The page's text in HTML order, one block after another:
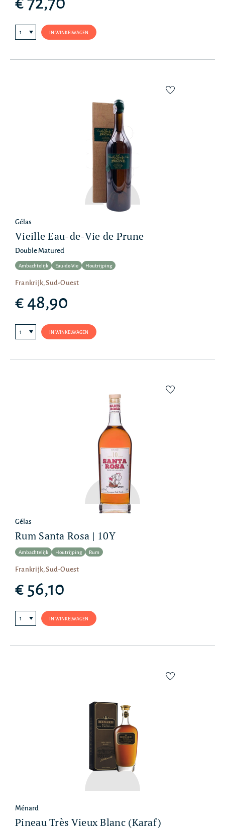
IN WINKELWAGEN
Gélas
Vieille Eau-de-Vie de Prune
Double Matured
Ambachtelijk Eau-de-Vie Houtrijping
Frankrijk, Sud-Ouest
€ 48,90
IN WINKELWAGEN
Gélas
Rum Santa Rosa | 10Y
Ambachtelijk Houtrijping Rum
Frankrijk, Sud-Ouest
€ 56,10
IN WINKELWAGEN
Ménard
Pineau Très Vieux Blanc (Karaf)